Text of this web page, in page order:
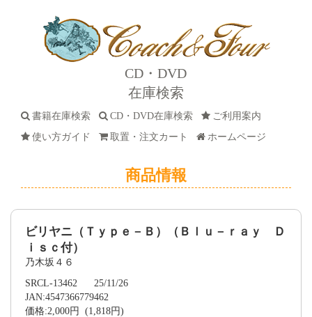
CD・DVD
在庫検索
書籍在庫検索 CD・DVD在庫検索
ご利用案内
使い方ガイド
取置・注文カート ホームページ
商品情報
ビリヤニ（Ｔｙｐｅ－Ｂ）（Ｂｌｕ－ｒａｙ Ｄ
ｉｓｃ付）
乃木坂４６
SRCL-13462 25/11/26
JAN:4547366779462
価格:2,000円 (1,818円)